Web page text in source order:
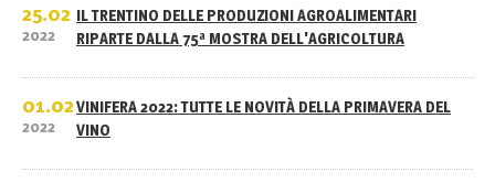
25.02
2022
IL TRENTINO DELLE PRODUZIONI AGROALIMENTARI
RIPARTE DALLA 75ª MOSTRA DELL'AGRICOLTURA
01.02
2022
VINIFERA 2022: TUTTE LE NOVITÀ DELLA PRIMAVERA DEL
VINO